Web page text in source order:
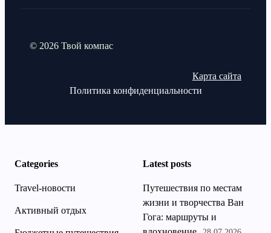
© 2026 Твой компас
Карта сайта
Политика конфиденциальности
Categories
Travel-новости
Активный отдых
Latest posts
Путешествия по местам
жизни и творчества Ван
Гога: маршруты и